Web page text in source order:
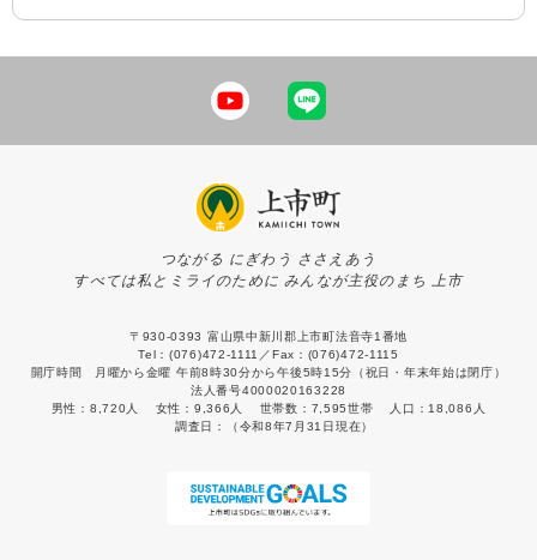
つながる にぎわう ささえあう
すべては私とミライのために みんなが主役のまち 上市
〒930-0393 富山県中新川郡上市町法音寺1番地
Tel：(076)472-1111／Fax：(076)472-1115
開庁時間 月曜から金曜 午前8時30分から午後5時15分（祝日・年末年始は閉庁）
法人番号4000020163228
男性： 8,720人 女性： 9,366人 世帯数： 7,595世帯 人口： 18,086人
調査日：
（令和8年7月31日現在）